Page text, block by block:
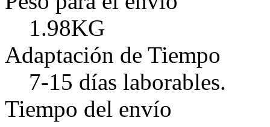
1.98KG
Adaptación de Tiempo
7-15 días laborables.
Tiempo del envío